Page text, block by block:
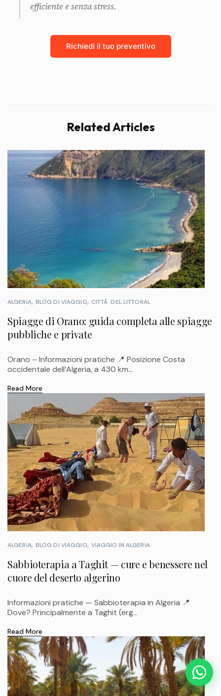
efficiente e senza stress.
Richiedi il tuo preventivo
Related Articles
ALGERIA BLOG DI VIAGGIO CITTÃ DEL LITTORAL
Spiagge di Orano: guida completa alle spiagge
pubbliche e private
Orano – Informazioni pratiche 📍 Posizione Costa
occidentale dell’Algeria, a 430 km...
Read More
ALGERIA BLOG DI VIAGGIO VIAGGIO IN ALGERIA
Sabbioterapia a Taghit — cure e benessere nel
cuore del deserto algerino
Informazioni pratiche — Sabbioterapia in Algeria 📍
Dove? Principalmente a Taghit (erg...
Read More